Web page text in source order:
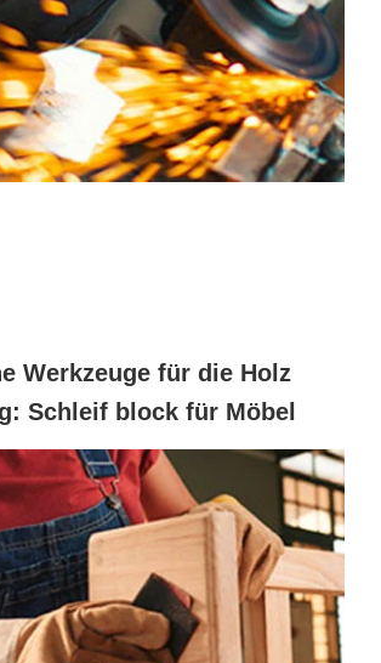
Werkzeuge für die Holz
Schleif block für Möbel